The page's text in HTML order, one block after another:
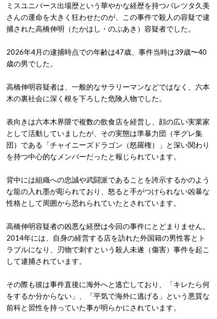
ミスユニバース出場歴という華やかな経歴を持つバレツタ久美
さんの運命を大きく狂わせたのが、この事件で殺人の容疑で逮
捕された高橋伸明（たかはし・のぶあき）容疑者でした。
2026年4月の逮捕時点での年齢は47歳、事件当時は39歳〜40
歳の男でした 。
高橋伸明容疑者は、一般的なサラリーマンなどではなく、六本
木の裏社会に深く根を下ろした危険人物でした。
表向きは六本木界隈で複数の飲食店を経営し、顔の広い実業家
として活動していましたが、その実態は準暴力団（半グレ集
団）である「チャイニーズドラゴン（怒羅権）」と深い関わり
を持つ中心的なメンバーだったと報じられています。
背中には組織への忠誠や武闘派であることを誇示するかのよう
な龍の入れ墨が彫られており、怒ると手がつけられない凶暴な
性格として周囲から恐れられていたとされています。
高橋伸明容疑者の凶悪な経歴は今回の事件にとどまりません。
2014年には、自身の経営する店を訪れた外国籍の男性客とト
ラブルになり、刃物で刺すという殺人未遂（傷害）事件を起こ
して逮捕されています。
その際も彼は事件直後に海外へと逃亡しており、「キレたら何
をするか分からない」、「平気で海外に逃げる」という悪質な
前科と習性を持っていた事が明らかにされています。